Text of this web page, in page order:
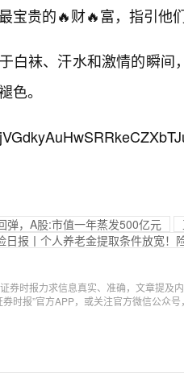
宝贵的🔥财🔥富，指引他
白袜、汗水和激情的瞬
色。
弹，A股:市值一年蒸发500亿元
日报丨个人养老金提取条件放宽！
券时报力求信息真实、准确，文章提及
券时报”官方APP，或关注官方微信公众